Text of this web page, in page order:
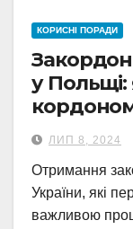
КОРИСНІ ПОРАДИ
у Польщі:
ЛИП 8, 2024
Отримання
України, які
важливою